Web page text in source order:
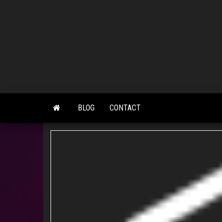
BLOG CONTACT